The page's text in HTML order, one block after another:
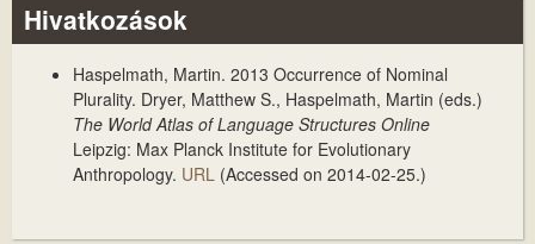
Hivatkozások
Haspelmath, Martin. 2013 Occurrence of Nominal
Plurality. Dryer, Matthew S., Haspelmath, Martin (eds.)
The World Atlas of Language Structures Online
Leipzig: Max Planck Institute for Evolutionary
Anthropology. URL (Accessed on 2014-02-25.)